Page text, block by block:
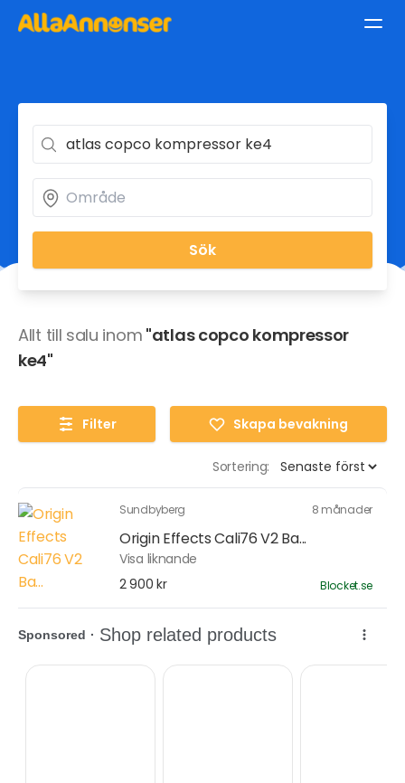
Sök
Allt till salu inom "atlas copco kompressor
ke4"
Filter Skapa bevakning
Sortering:
Sundbyberg 8 månader
Origin Effects Cali76 V2 Ba...
Visa liknande
2 900 kr
Blocket.se